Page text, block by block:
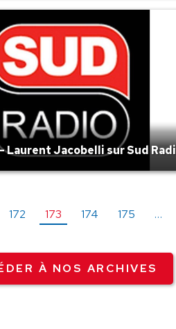
Laurent Jacobelli sur Sud
172 173 174 175 …
À NOS ARCHIVES